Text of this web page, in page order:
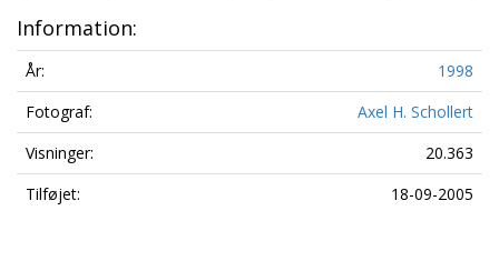
Information:
År:
1998
Fotograf:
Axel H. Schollert
Visninger:
20.363
Tilføjet:
18-09-2005